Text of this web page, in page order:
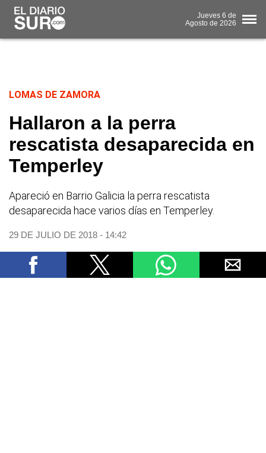
Jueves 6 de
Agosto de 2026
LOMAS DE ZAMORA
Hallaron a la perra
rescatista desaparecida en
Temperley
Apareció en Barrio Galicia la perra rescatista
desaparecida hace varios días en Temperley.
29 DE JULIO DE 2018 - 14:42